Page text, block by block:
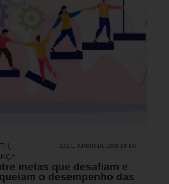
,
23 DE JUNHO DE 2026 14H00
metas que desafiam e
o desempenho das